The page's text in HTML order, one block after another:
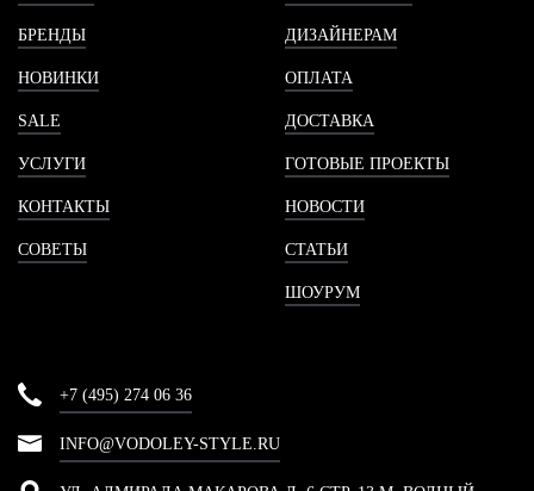
БРЕНДЫ
НОВИНКИ
SALE
УСЛУГИ
КОНТАКТЫ
СОВЕТЫ
ДИЗАЙНЕРАМ
ОПЛАТА
ДОСТАВКА
ГОТОВЫЕ ПРОЕКТЫ
НОВОСТИ
СТАТЬИ
ШОУРУМ
+7 (495) 274 06 36
INFO@VODOLEY-STYLE.RU